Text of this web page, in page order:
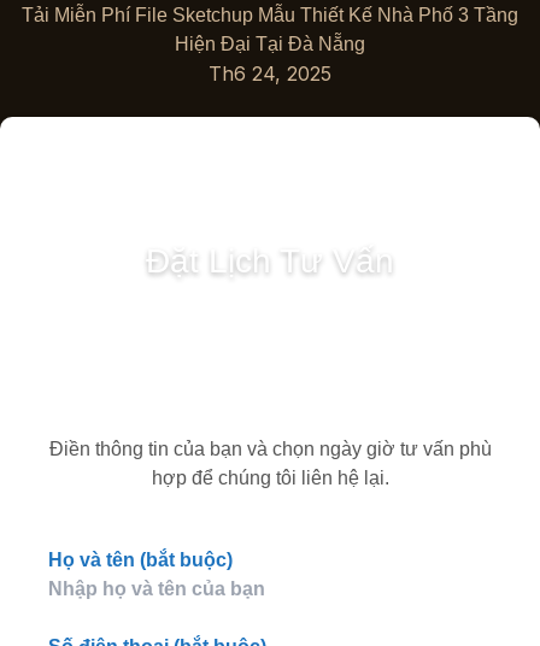
Tải Miễn Phí File Sketchup Mẫu Thiết Kế Nhà Phố 3 Tầng
Hiện Đại Tại Đà Nẵng
Th6 24, 2025
Đặt Lịch Tư Vấn
Điền thông tin của bạn và chọn ngày giờ tư vấn phù
hợp để chúng tôi liên hệ lại.
Họ và tên (bắt buộc)